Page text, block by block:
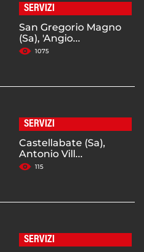
SERVIZI
San Gregorio Magno
(Sa), 'Angio...
1075
SERVIZI
Castellabate (Sa),
Antonio Vill...
115
SERVIZI